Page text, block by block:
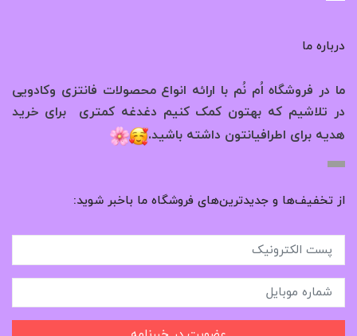
درباره ما
ما در فروشگاه اُم نُم با ارائه انواع محصولات فانتزی وکادویی
در تلاشیم که بهتون کمک کنیم دغدغه کمتری برای خرید
هدیه برای اطرافیانتون داشته باشید.
از تخفیف‌ها و جدیدترین‌های فروشگاه ما باخبر شوید: